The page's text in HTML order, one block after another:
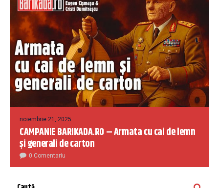
noiembrie 21, 2025
CAMPANIE BARIKADA.RO – Armata cu cai de lemn
și generali de carton
0 Comentariu